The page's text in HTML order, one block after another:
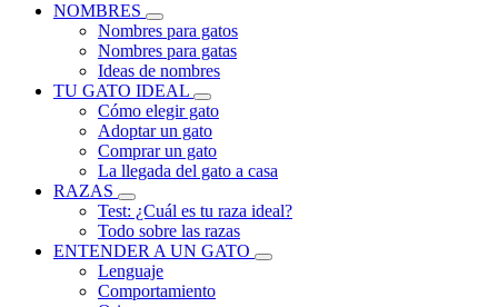
NOMBRES
Nombres para gatos
Nombres para gatas
Ideas de nombres
TU GATO IDEAL
Cómo elegir gato
Adoptar un gato
Comprar un gato
La llegada del gato a casa
RAZAS
Test: ¿Cuál es tu raza ideal?
Todo sobre las razas
ENTENDER A UN GATO
Lenguaje
Comportamiento